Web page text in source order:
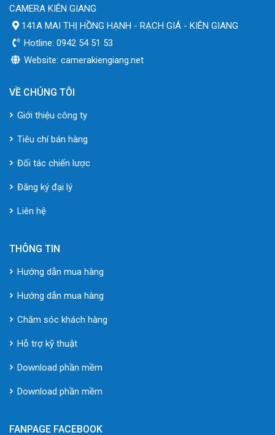
CAMERA KIÊN GIANG
141A MAI THỊ HỒNG HẠNH - RẠCH GIÁ - KIÊN GIANG
Hotline: 0942 54 51 53
Website: camerakiengiang.net
VỀ CHÚNG TÔI
Giới thiệu công ty
Tiêu chí bán hàng
Đối tác chiến lược
Đăng ký đại lý
Liên hệ
THÔNG TIN
Hướng dẫn mua hàng
Hướng dẫn mua hàng
Chăm sóc khách hàng
Hỗ trợ kỹ thuật
Download phần mềm
Download phần mềm
FANPAGE FACEBOOK